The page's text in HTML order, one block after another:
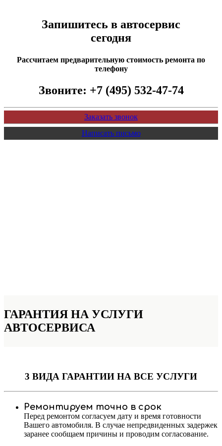
Запишитесь в автосервис
сегодня
Рассчитаем предварительную стоимость ремонта по
телефону
Звоните: +7 (495) 532-47-74
Заказать звонок
Написать письмо
ГАРАНТИЯ НА УСЛУГИ
АВТОСЕРВИСА
3 ВИДА ГАРАНТИИ НА ВСЕ УСЛУГИ
Ремонтируем точно в срок
Перед ремонтом согласуем дату и время готовности
Вашего автомобиля. В случае непредвиденных задержек
заранее сообщаем причины и проводим согласование.